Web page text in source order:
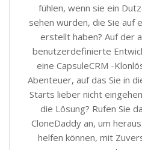
fühlen, wenn sie ein
sehen würden, die Sie auf
erstellt haben? Auf der
benutzerdefinierte
eine CapsuleCRM -
Abenteuer, auf das Sie in
Starts lieber nicht
die Lösung? Rufen Sie
CloneDaddy an, um
helfen können, mit